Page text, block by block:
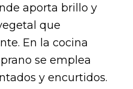
aporta brillo y
que
En la cocina
se emplea
y encurtidos.